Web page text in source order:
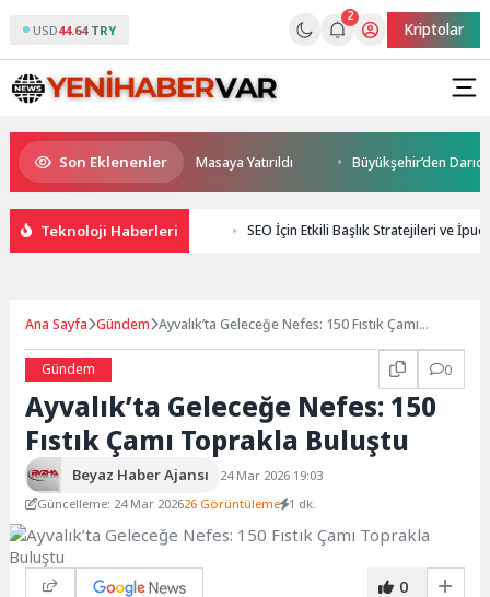
USD44.64 TRY
2
Kriptolar
Son Eklenenler
ve Yatırım Potansiyeli Masaya Yatırıldı Büyükşehir’den
Teknoloji Haberleri SEO İçin Etkili Başlık Stratejileri ve
Ana Sayfa Gündem Ayvalık’ta Geleceğe Nefes: 150 Fıstık Çamı
Gündem
0
Ayvalık’ta Geleceğe Nefes: 150
Fıstık Çamı Toprakla Buluştu
Beyaz Haber Ajansı
24 Mar 2026 19:03
Güncelleme: 24 Mar 202626 Görüntüleme 1 dk.
0